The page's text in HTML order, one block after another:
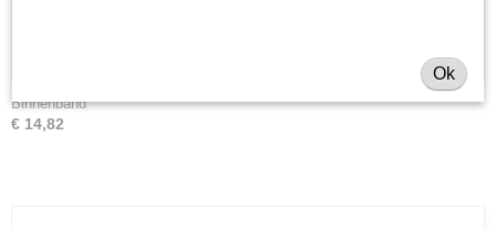
Binnenband
€ 14,82
Ok